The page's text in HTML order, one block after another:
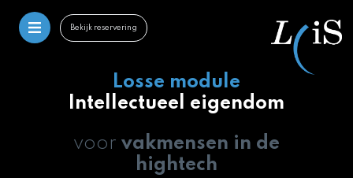
Bekijk reservering
Losse module
Intellectueel eigendom
voor vakmensen in de
hightech